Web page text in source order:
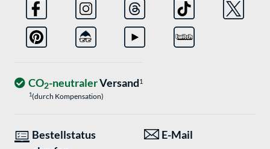
CO2-neutralerVersand1
1(durch Kompensation)
Bestellstatus
E-Mail